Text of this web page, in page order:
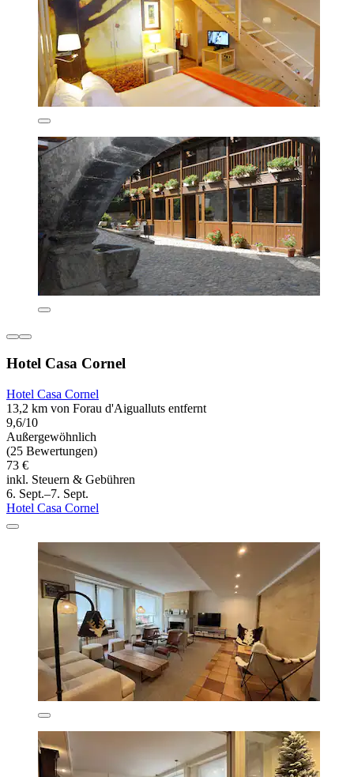
Hotel Casa Cornel
Hotel Casa Cornel
13,2 km von Forau d'Aigualluts entfernt
9,6/10
Außergewöhnlich
(25 Bewertungen)
73 €
inkl. Steuern & Gebühren
6. Sept.–7. Sept.
Hotel Casa Cornel